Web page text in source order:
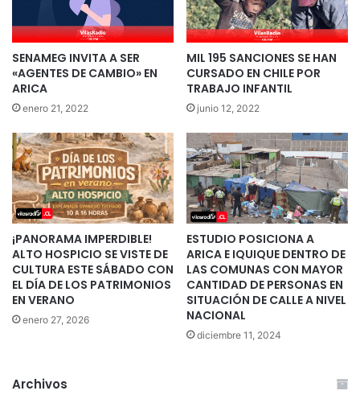
SENAMEG INVITA A SER
«AGENTES DE CAMBIO» EN
ARICA
enero 21, 2022
MIL 195 SANCIONES SE HAN
CURSADO EN CHILE POR
TRABAJO INFANTIL
junio 12, 2022
¡PANORAMA IMPERDIBLE!
ALTO HOSPICIO SE VISTE DE
CULTURA ESTE SÁBADO CON
EL DÍA DE LOS PATRIMONIOS
EN VERANO
enero 27, 2026
ESTUDIO POSICIONA A
ARICA E IQUIQUE DENTRO DE
LAS COMUNAS CON MAYOR
CANTIDAD DE PERSONAS EN
SITUACIÓN DE CALLE A NIVEL
NACIONAL
diciembre 11, 2024
Archivos